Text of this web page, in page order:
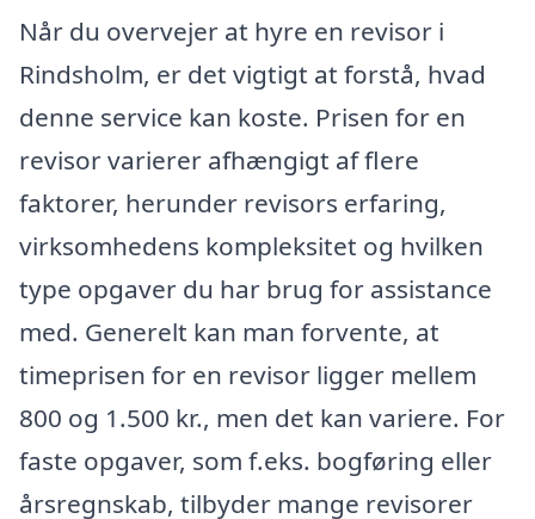
Når du overvejer at hyre en revisor i
Rindsholm, er det vigtigt at forstå, hvad
denne service kan koste. Prisen for en
revisor varierer afhængigt af flere
faktorer, herunder revisors erfaring,
virksomhedens kompleksitet og hvilken
type opgaver du har brug for assistance
med. Generelt kan man forvente, at
timeprisen for en revisor ligger mellem
800 og 1.500 kr., men det kan variere. For
faste opgaver, som f.eks. bogføring eller
årsregnskab, tilbyder mange revisorer